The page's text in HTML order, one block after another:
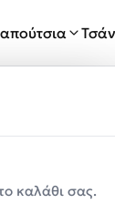
καλάθι σας.
EXE